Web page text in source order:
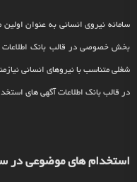
سامانه نیروی انسانی به عنوان
بخش خصوصی در قالب بانک اطلاعات
شغلی متناسب با نیروهای انسانی
در قالب بانک اطلاعات آگهی های
استخدام های موضوعی در سال